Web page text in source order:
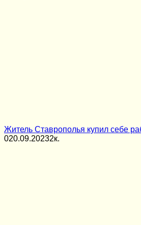
Житель Ставрополья купил себе
020.09.20232к.